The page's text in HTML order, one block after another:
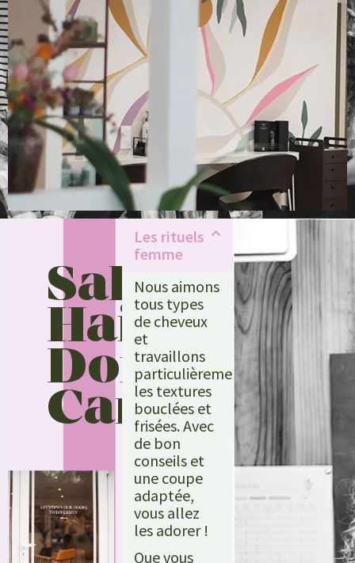
Salty
Hair
Don’t
Care
Les rituels
femme
Nous aimons
tous types
de cheveux
et
travaillons
particulièrement
les textures
bouclées et
frisées. Avec
de bon
conseils et
une coupe
adaptée,
vous allez
les adorer !
Que vous